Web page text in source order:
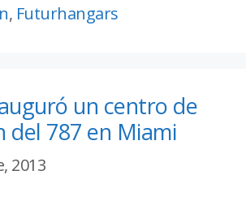
, Futurhangars
un centro de
del 787 en Miami
2013